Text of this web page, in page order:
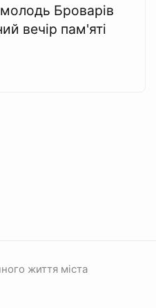
Броварів
вечір пам'яті
життя міста